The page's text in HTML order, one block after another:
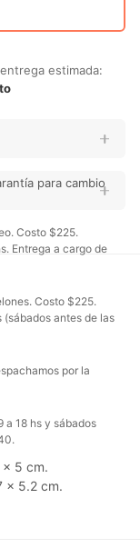
estimada:
para cambio
Costo $225.
Entrega a cargo de
Costo $225.
(sábados antes de las
por la
a 18 hs y sábados
x 5 cm.
x 5.2 cm.